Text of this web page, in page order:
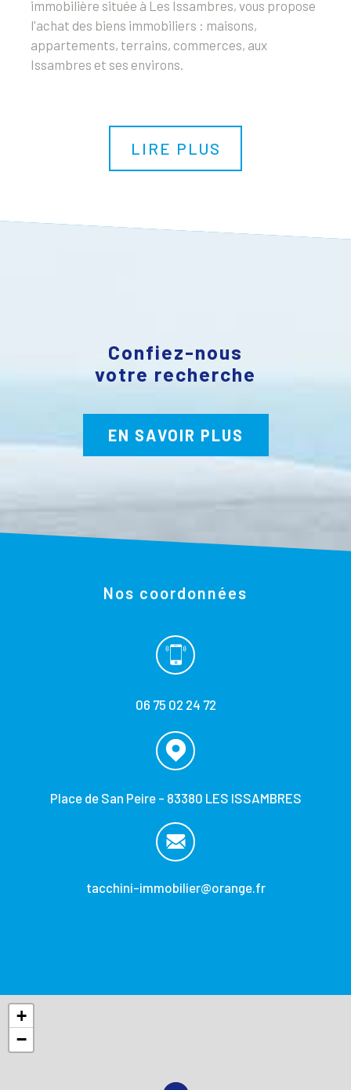
immobilière située à Les Issambres, vous propose
l'achat des biens immobiliers : maisons,
appartements, terrains, commerces, aux
Issambres et ses environs.
LIRE PLUS
Confiez-nous
votre recherche
EN SAVOIR PLUS
Nos coordonnées
06 75 02 24 72
Place de San Peire - 83380 LES ISSAMBRES
tacchini-immobilier@orange.fr
+
−